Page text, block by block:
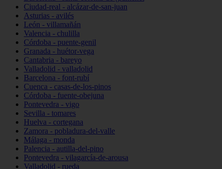
Ciudad-real - alcázar-de-san-juan
Asturias - avilés
León - villamañán
Valencia - chulilla
Córdoba - puente-genil
Granada - huétor-vega
Cantabria - bareyo
Valladolid - valladolid
Barcelona - font-rubí
Cuenca - casas-de-los-pinos
Córdoba - fuente-obejuna
Pontevedra - vigo
Sevilla - tomares
Huelva - cortegana
Zamora - pobladura-del-valle
Málaga - monda
Palencia - autilla-del-pino
Pontevedra - vilagarcía-de-arousa
Valladolid - rueda